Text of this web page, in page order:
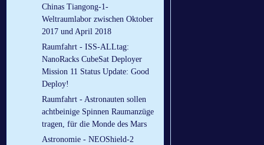
Chinas Tiangong-1-
Weltraumlabor zwischen Oktober
2017 und April 2018
Raumfahrt - ISS-ALLtag:
NanoRacks CubeSat Deployer
Mission 11 Status Update: Good
Deploy!
Raumfahrt - Astronauten sollen
achtbeinige Spinnen Raumanzüge
tragen, für die Monde des Mars
Astronomie - NEOShield-2